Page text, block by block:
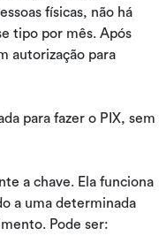
físicas, não há
tipo por mês. Após
autorização para
para fazer o PIX, sem
a chave. Ela funciona
a uma determinada
Pode ser: